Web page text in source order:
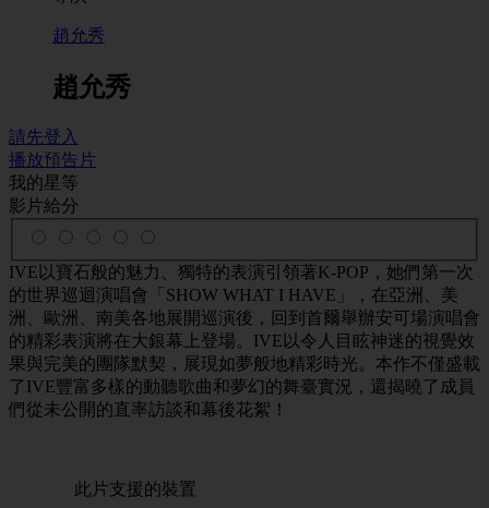
趙允秀
趙允秀
請先登入
播放預告片
我的星等
影片給分
IVE以寶石般的魅力、獨特的表演引領著K-POP，她們第一次
的世界巡迴演唱會「SHOW WHAT I HAVE」，在亞洲、美
洲、歐洲、南美各地展開巡演後，回到首爾舉辦安可場演唱會
的精彩表演將在大銀幕上登場。IVE以令人目眩神迷的視覺效
果與完美的團隊默契，展現如夢般地精彩時光。本作不僅盛載
了IVE豐富多樣的動聽歌曲和夢幻的舞臺實況，還揭曉了成員
們從未公開的直率訪談和幕後花絮！
此片支援的裝置